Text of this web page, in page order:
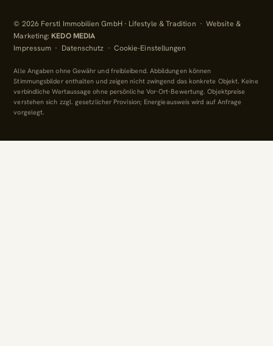
© 2026 Ferstl Immobilien GmbH · Lifestyle & Tradition · Website &
Marketing:KEDO MEDIA
Impressum · Datenschutz · Cookie-Einstellungen
Alle Angaben ohne Gewähr und freibleibend. Abbildungen können
Stimmungsbilder enthalten und zeigen nicht zwingend das konkrete Objekt. Keine
verbindliche Wertaussage ohne persönliche Vor-Ort-Bewertung. Objektpreise
verstehen sich zzgl. gesetzlicher Provision; Energieausweis wird auf Anfrage
vorgelegt.